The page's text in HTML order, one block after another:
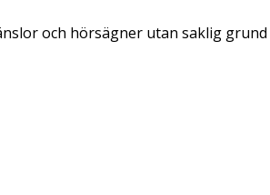
och hörsägner utan saklig